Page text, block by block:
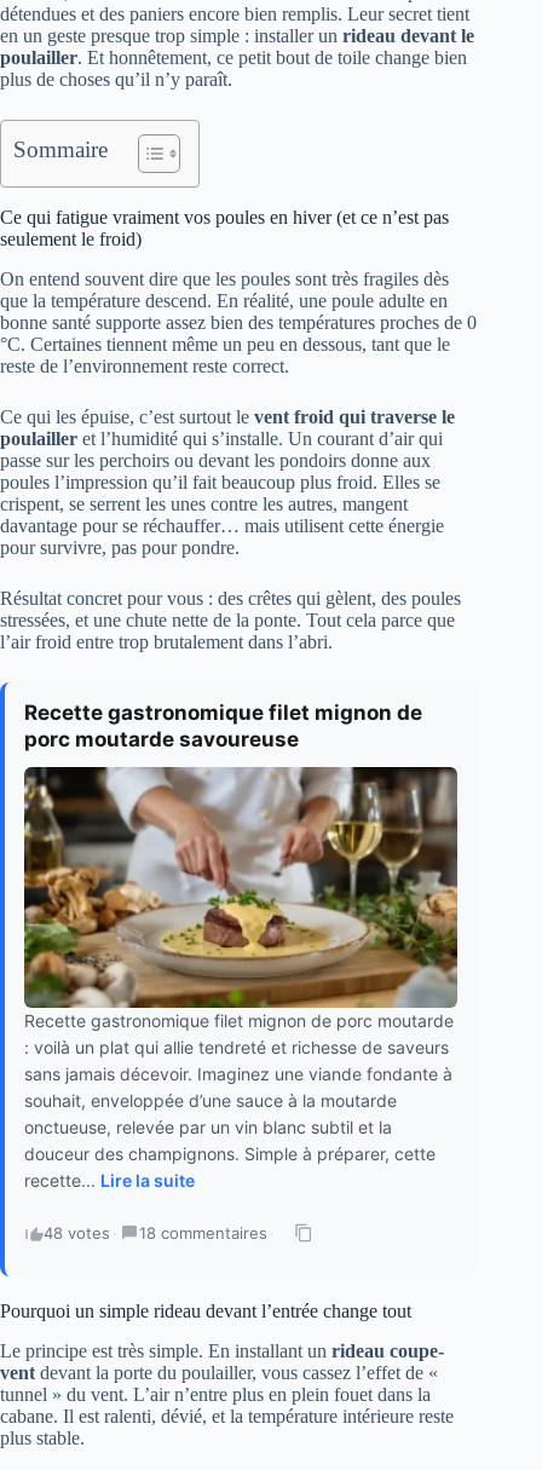
détendues et des paniers encore bien remplis. Leur secret tient
en un geste presque trop simple : installer un rideau devant le
poulailler. Et honnêtement, ce petit bout de toile change bien
plus de choses qu’il n’y paraît.
Sommaire
Ce qui fatigue vraiment vos poules en hiver (et ce n’est pas
seulement le froid)
On entend souvent dire que les poules sont très fragiles dès
que la température descend. En réalité, une poule adulte en
bonne santé supporte assez bien des températures proches de 0
°C. Certaines tiennent même un peu en dessous, tant que le
reste de l’environnement reste correct.
Ce qui les épuise, c’est surtout le vent froid qui traverse le
poulailler et l’humidité qui s’installe. Un courant d’air qui
passe sur les perchoirs ou devant les pondoirs donne aux
poules l’impression qu’il fait beaucoup plus froid. Elles se
crispent, se serrent les unes contre les autres, mangent
davantage pour se réchauffer… mais utilisent cette énergie
pour survivre, pas pour pondre.
Résultat concret pour vous : des crêtes qui gèlent, des poules
stressées, et une chute nette de la ponte. Tout cela parce que
l’air froid entre trop brutalement dans l’abri.
Recette gastronomique filet mignon de
porc moutarde savoureuse
Recette gastronomique filet mignon de porc moutarde
: voilà un plat qui allie tendreté et richesse de saveurs
sans jamais décevoir. Imaginez une viande fondante à
souhait, enveloppée d’une sauce à la moutarde
onctueuse, relevée par un vin blanc subtil et la
douceur des champignons. Simple à préparer, cette
recette... Lire la suite
48 votes · 18 commentaires ·
Pourquoi un simple rideau devant l’entrée change tout
Le principe est très simple. En installant un rideau coupe-
vent devant la porte du poulailler, vous cassez l’effet de «
tunnel » du vent. L’air n’entre plus en plein fouet dans la
cabane. Il est ralenti, dévié, et la température intérieure reste
plus stable.